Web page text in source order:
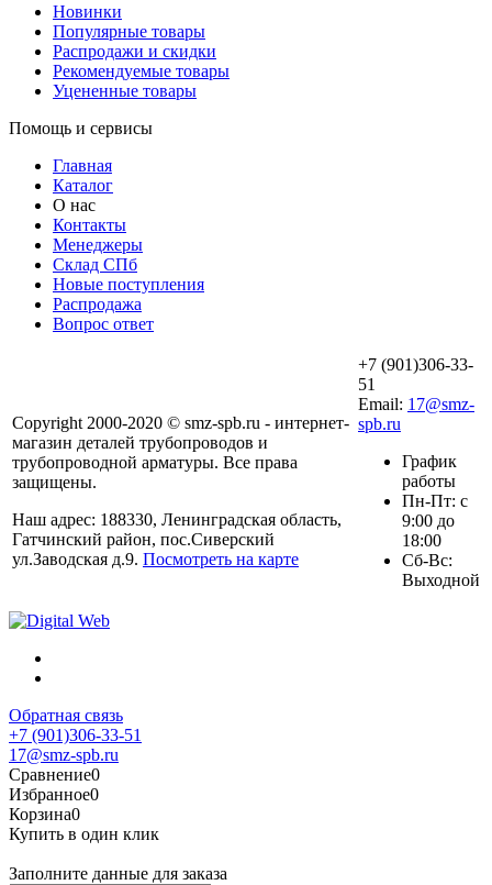
Новинки
Популярные товары
Распродажи и скидки
Рекомендуемые товары
Уцененные товары
Помощь и сервисы
Главная
Каталог
О нас
Контакты
Менеджеры
Склад СПб
Новые поступления
Распродажа
Вопрос ответ
Copyright 2000-2020 © smz-spb.ru - интернет-
магазин деталей трубопроводов и
трубопроводной арматуры. Все права
защищены.
Наш адрес: 188330, Ленинградская область,
Гатчинский район, пос.Сиверский
ул.Заводская д.9. Посмотреть на карте
+7 (901)306-33-
51
Email: 17@smz-
spb.ru
График
работы
Пн-Пт: с
9:00 до
18:00
Сб-Вс:
Выходной
Обратная связь
+7 (901)306-33-51
17@smz-spb.ru
Сравнение0
Избранное0
Корзина0
Купить в один клик
Заполните данные для заказа